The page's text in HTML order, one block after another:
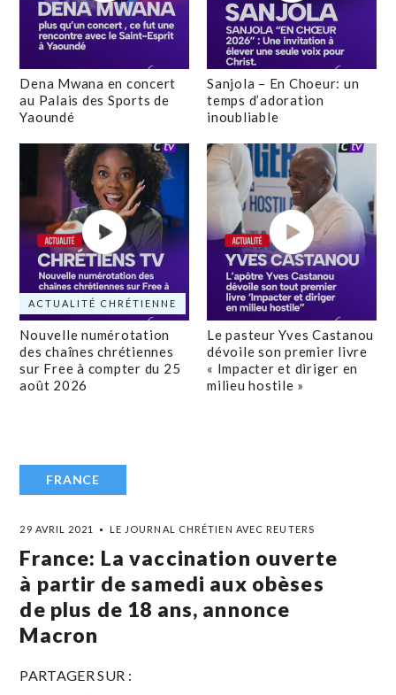
Dena Mwana en concert
au Palais des Sports de
Yaoundé
Sanjola – En Choeur: un
temps d’adoration
inoubliable
ACTUALITÉ CHRÉTIENNE
Nouvelle numérotation
des chaînes chrétiennes
sur Free à compter du 25
août 2026
Le pasteur Yves Castanou
dévoile son premier livre
« Impacter et diriger en
milieu hostile »
FRANCE
29 AVRIL 2021 LE JOURNAL CHRÉTIEN AVEC REUTERS
France: La vaccination ouverte
à partir de samedi aux obèses
de plus de 18 ans, annonce
Macron
PARTAGER SUR :